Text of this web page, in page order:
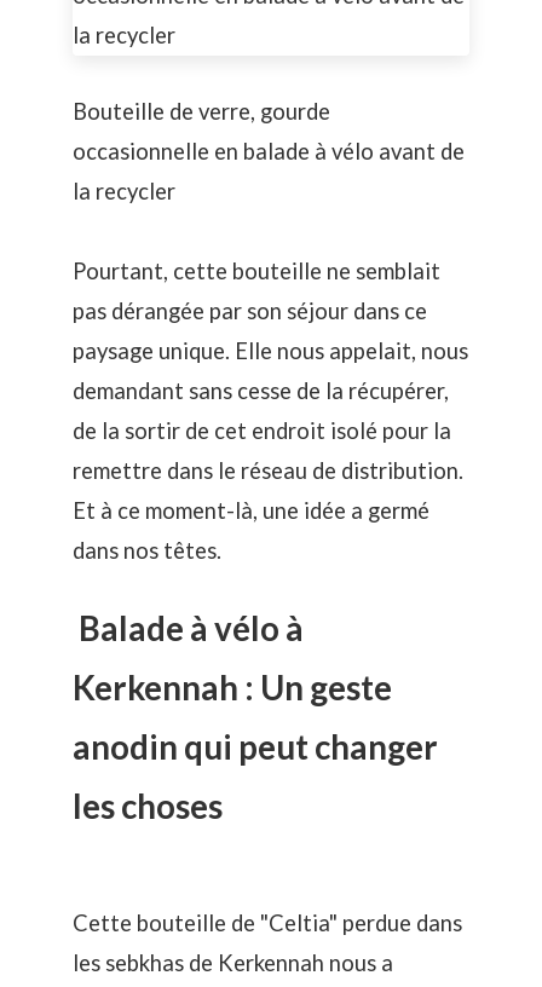
Bouteille de verre, gourde
occasionnelle en balade à vélo avant de
la recycler
Pourtant, cette bouteille ne semblait
pas dérangée par son séjour dans ce
paysage unique. Elle nous appelait, nous
demandant sans cesse de la récupérer,
de la sortir de cet endroit isolé pour la
remettre dans le réseau de distribution.
Et à ce moment-là, une idée a germé
dans nos têtes.
Balade à vélo à
Kerkennah : Un geste
anodin qui peut changer
les choses
Cette bouteille de "Celtia" perdue dans
les sebkhas de Kerkennah nous a